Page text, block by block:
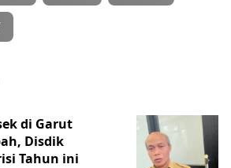
di Garut
Disdik
Tahun ini